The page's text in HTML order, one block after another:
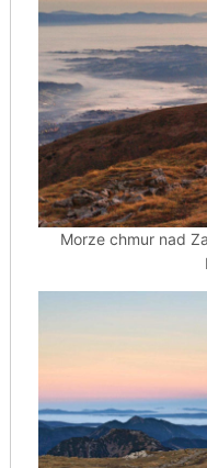
Morze chmur nad